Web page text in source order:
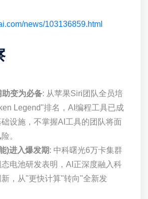
news/103136859.html
变为必备: 从苹果Siri团队全员培
Legend"排名，AI编程工具已成
设施，不掌握AI工具的团队将面
。
)进入爆发期: 中科曙光6万卡集群
电池研发表明，AI正深度融入科
，从"更快计算"转向"全新发